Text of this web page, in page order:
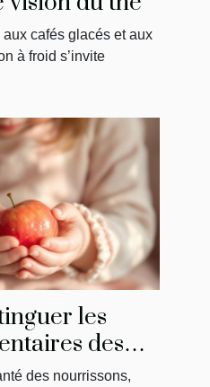
cafés glacés et aux
à froid s’invite
les
des
les
des nourrissons,